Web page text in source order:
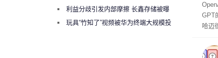
GPT
哈迈
能
绕梁”利益分歧引发内部摩擦 长鑫存储被曝
曾将华为驻场工程师驱逐出研发基地
玩具“竹知了”视频被华为终端大规模投